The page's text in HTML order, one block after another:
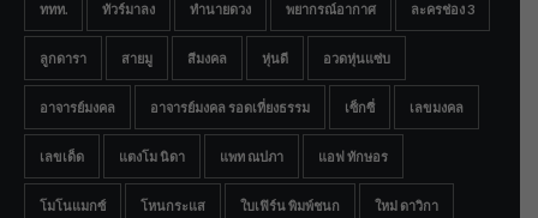
ททท. ทัวร์มาลง ทำนายดวง พยากรณ์อากาศ ละครช่อง 3
ลูกดารา สายมู สีมงคล หุ่นดี อวดหุ่นแซ่บ
อาจารย์มงคล อาจารย์มงคล รอดเที่ยงธรรม เซ็กซี่ เลขมงคล
เลขเด็ด แตงโม นิดา แพท ณปภา แอฟ ทักษอร
โมโนแมกซ์ โหนกระแส ใบเฟิร์น พิมพ์ชนก ใหม่ ดาวิกา